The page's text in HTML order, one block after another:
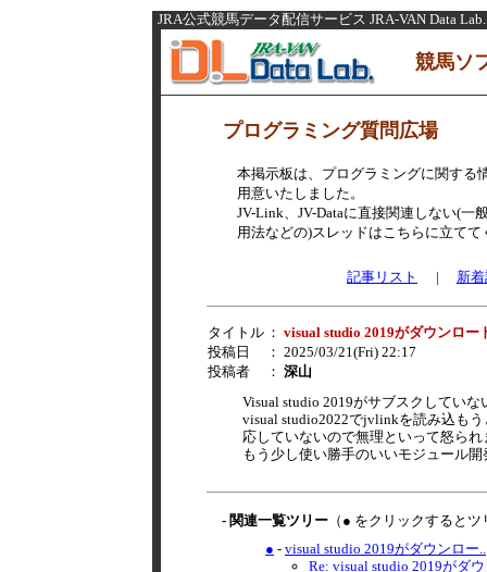
JRA公式競馬データ配信サービス JRA-VAN Data Lab.
競馬ソ
プログラミング質問広場
本掲示板は、プログラミングに関する
用意いたしました。
JV-Link、JV-Dataに直接関連しない(一
用法などの)スレッドはこちらに立てて
記事リスト | 新
タイトル ： visual studio 2019がダウンロー
投稿日
： 2025/03/21(Fri) 22:17
投稿者
： 深山
Visual studio 2019がサブスクしてい
visual studio2022でjvlinkを読み込も
応していないので無理といって怒られ
もう少し使い勝手のいいモジュール
- 関連一覧ツリー （● をクリックすると
● - visual studio 2019がダウンロー..
Re: visual studio 2019がダウ